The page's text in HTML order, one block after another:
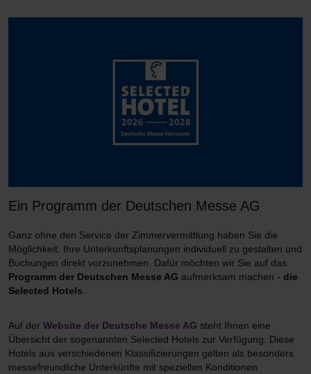
Ein Programm der Deutschen Messe AG
Ganz ohne den Service der Zimmervermittlung haben Sie die
Möglichkeit, Ihre Unterkunftsplanungen individuell zu gestalten und
Buchungen direkt vorzunehmen. Dafür möchten wir Sie auf das
Programm der Deutschen Messe AG aufmerksam machen - die
Selected Hotels.
Auf der Website der Deutsche Messe AG steht Ihnen eine
Übersicht der sogenannten Selected Hotels zur Verfügung. Diese
Hotels aus verschiedenen Klassifizierungen gelten als besonders
messefreundliche Unterkünfte mit speziellen Konditionen.